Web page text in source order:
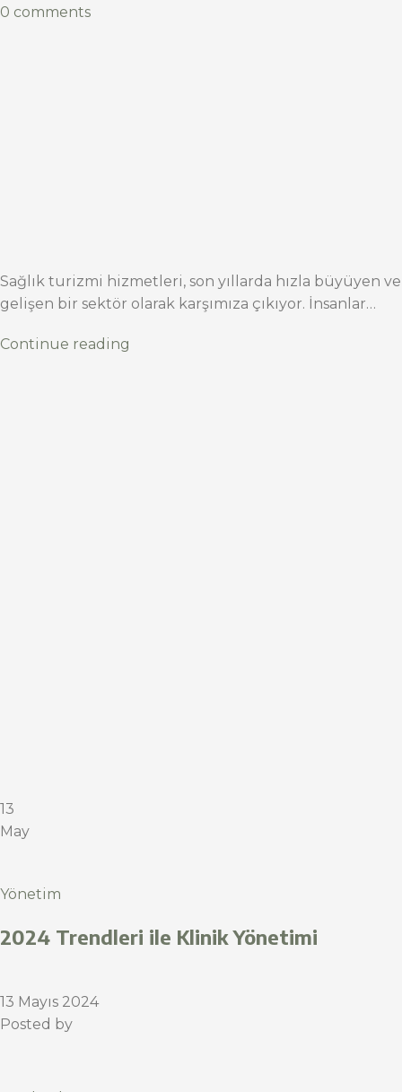
0 comments
Sağlık turizmi hizmetleri, son yıllarda hızla büyüyen ve
gelişen bir sektör olarak karşımıza çıkıyor. İnsanlar…
Continue reading
13
May
Yönetim
2024 Trendleri ile Klinik Yönetimi
13 Mayıs 2024
Posted by